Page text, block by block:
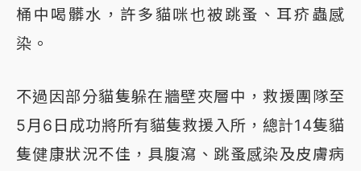
桶中喝髒水，許多貓咪也被跳蚤、耳疥蟲感
染。
不過因部分貓隻躲在牆壁夾層中，救援團隊至
5月6日成功將所有貓隻救援入所，總計14隻貓
隻健康狀況不佳，具腹瀉、跳蚤感染及皮膚病